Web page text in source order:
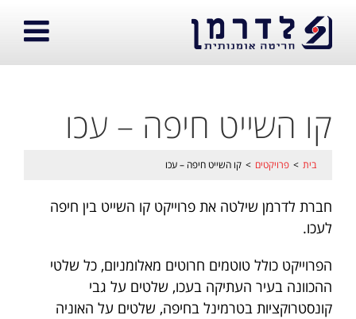
קו השייט חיפה – עכו
בית > פרויקטים > קו השייט חיפה – עכו
חברת לדרמן שילטה את פרוייקט קו השייט בין חיפה
לעכו.
הפרוייקט כולל טוטמים חרוטים מאלומניום, כל שלטי
ההכוונה בעיר העתיקה בעכו, שלטים על גבי
קונסטרוקציות בטרמינל בחיפה, שלטים על האוניה